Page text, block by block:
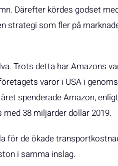
Därefter kördes godset
strategi som fler på
Trots detta har Amazons
varor i USA i
spenderade Amazon,
38 miljarder dollar 2019.
för de ökade
i samma inslag.